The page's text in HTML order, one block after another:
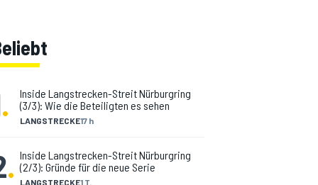
. LANGSTRECKE17 h
Inside Langstrecken-Streit Nürburgring
(3/3): Wie die Beteiligten es sehen
. LANGSTRECKE1 T.
Inside Langstrecken-Streit Nürburgring
(2/3): Gründe für die neue Serie